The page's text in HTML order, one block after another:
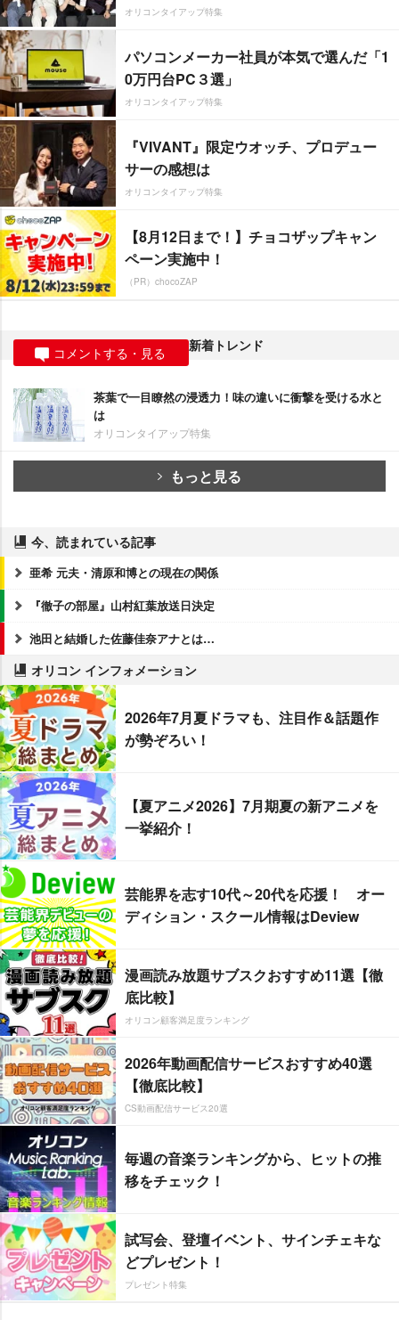
オリコンタイアップ特集
パソコンメーカー社員が本気で選んだ「1
0万円台PC３選」
オリコンタイアップ特集
『VIVANT』限定ウオッチ、プロデュー
サーの感想は
オリコンタイアップ特集
【8月12日まで！】チョコザップキャン
ペーン実施中！
（PR）chocoZAP
コメントする・見る 新着トレンド
茶葉で一目瞭然の浸透力！味の違いに衝撃を受ける水と
は
オリコンタイアップ特集
もっと見る
今、読まれている記事
亜希 元夫・清原和博との現在の関係
『徹子の部屋』山村紅葉放送日決定
池田と結婚した佐藤佳奈アナとは…
オリコン インフォメーション
2026年7月夏ドラマも、注目作＆話題作
が勢ぞろい！
【夏アニメ2026】7月期夏の新アニメを
一挙紹介！
芸能界を志す10代～20代を応援！ オー
ディション・スクール情報はDeview
漫画読み放題サブスクおすすめ11選【徹
底比較】
オリコン顧客満足度ランキング
2026年動画配信サービスおすすめ40選
【徹底比較】
CS動画配信サービス20選
毎週の音楽ランキングから、ヒットの推
移をチェック！
試写会、登壇イベント、サインチェキな
どプレゼント！
プレゼント特集